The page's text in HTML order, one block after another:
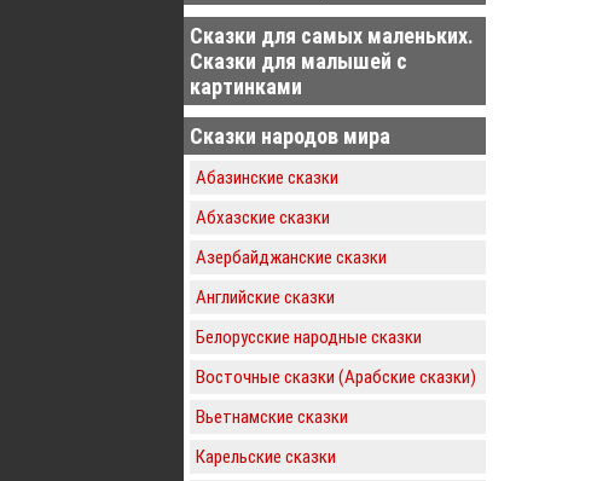
Сказки для самых маленьких.
Сказки для малышей с
картинками
Сказки народов мира
Абазинские сказки
Абхазские сказки
Азербайджанские сказки
Английские сказки
Белорусские народные сказки
Восточные сказки (Арабские сказки)
Вьетнамские сказки
Карельские сказки